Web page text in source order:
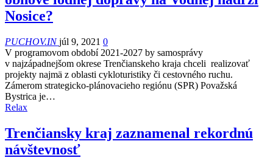
Nosice?
PUCHOV.INjúl 9, 2021 0
V programovom období 2021-2027 by samosprávy
v najzápadnejšom okrese Trenčianskeho kraja chceli realizovať
projekty najmä z oblasti cykloturistiky či cestovného ruchu.
Zámerom strategicko-plánovacieho regiónu (SPR) Považská
Bystrica je…
Relax
Trenčiansky kraj zaznamenal rekordnú
návštevnosť